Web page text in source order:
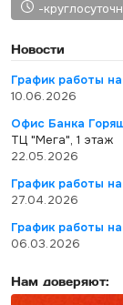
-
Новости
График работы
10.06.2026
Офис Банка
ТЦ "Мега", 1 этаж
22.05.2026
График работы
27.04.2026
График работы
06.03.2026
Нам доверяют: